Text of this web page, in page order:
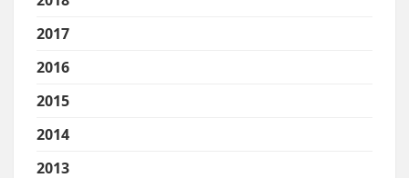
2017
2016
2015
2014
2013